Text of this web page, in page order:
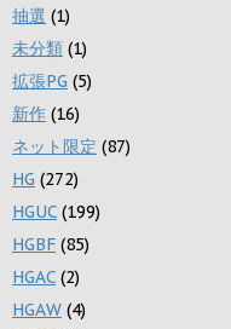
抽選 (1)
未分類 (1)
拡張PG (5)
新作 (16)
ネット限定 (87)
HG (272)
HGUC (199)
HGBF (85)
HGAC (2)
HGAW (4)